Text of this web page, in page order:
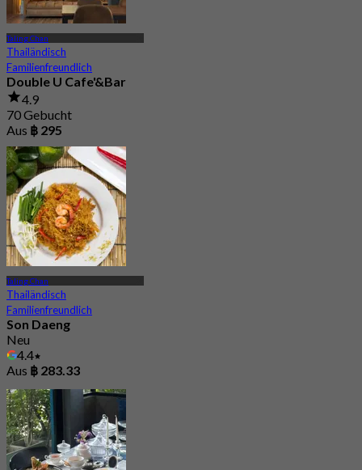
Taling Chan
Thailändisch
Familienfreundlich
Double U Cafe'&Bar
4.9
70 Gebucht
Aus ฿ 295
Taling Chan
Thailändisch
Familienfreundlich
Son Daeng
Neu
4.4
Aus ฿ 283.33